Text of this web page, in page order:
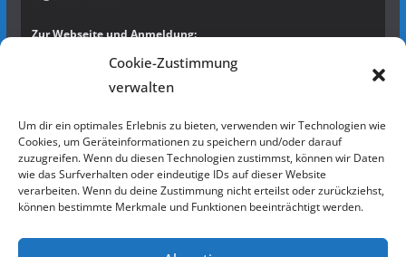
Cookie-Zustimmung
verwalten
Um dir ein optimales Erlebnis zu bieten, verwenden wir Technologien wie
Cookies, um Geräteinformationen zu speichern und/oder darauf
zuzugreifen. Wenn du diesen Technologien zustimmst, können wir Daten
wie das Surfverhalten oder eindeutige IDs auf dieser Website
verarbeiten. Wenn du deine Zustimmung nicht erteilst oder zurückziehst,
können bestimmte Merkmale und Funktionen beeinträchtigt werden.
Zur Webseite und Anmeldung:
Bleibe auf dem Laufenden und abonnierehierden bremenRAcing
Newsletter!
Rechtliches